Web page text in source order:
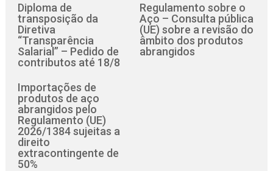
Diploma de
transposição da
Diretiva
“Transparência
Salarial” – Pedido de
contributos até 18/8
Regulamento sobre o
Aço – Consulta pública
(UE) sobre a revisão do
âmbito dos produtos
abrangidos
Importações de
produtos de aço
abrangidos pelo
Regulamento (UE)
2026/1384 sujeitas a
direito
extracontingente de
50%